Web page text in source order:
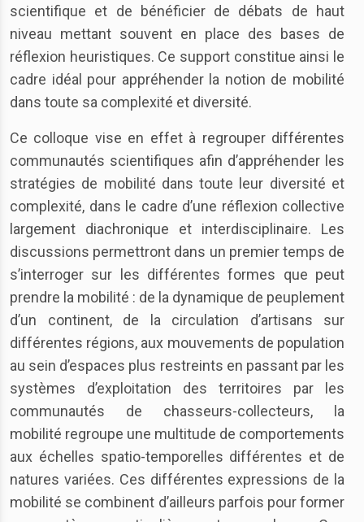
scientifique et de bénéficier de débats de haut
niveau mettant souvent en place des bases de
réflexion heuristiques. Ce support constitue ainsi le
cadre idéal pour appréhender la notion de mobilité
dans toute sa complexité et diversité.
Ce colloque vise en effet à regrouper différentes
communautés scientifiques afin d’appréhender les
stratégies de mobilité dans toute leur diversité et
complexité, dans le cadre d’une réflexion collective
largement diachronique et interdisciplinaire. Les
discussions permettront dans un premier temps de
s’interroger sur les différentes formes que peut
prendre la mobilité : de la dynamique de peuplement
d’un continent, de la circulation d’artisans sur
différentes régions, aux mouvements de population
au sein d’espaces plus restreints en passant par les
systèmes d’exploitation des territoires par les
communautés de chasseurs-collecteurs, la
mobilité regroupe une multitude de comportements
aux échelles spatio-temporelles différentes et de
natures variées. Ces différentes expressions de la
mobilité se combinent d’ailleurs parfois pour former